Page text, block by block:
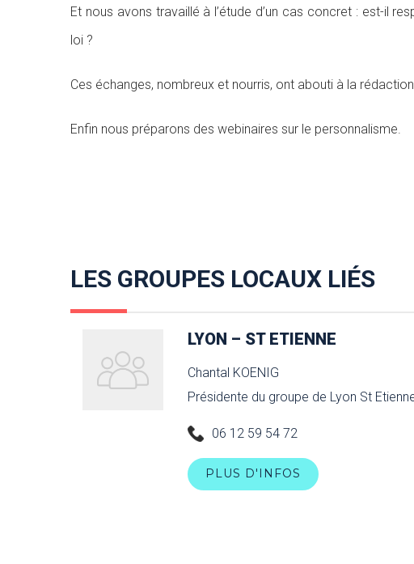
Et nous avons travaillé à l’étude d’un cas concret : est-il
loi ?
Ces échanges, nombreux et nourris, ont abouti à la
Enfin nous préparons des webinaires sur le personnalisme.
LES GROUPES LOCAUX LIÉS
LYON – ST ETIENNE
Chantal KOENIG
Présidente du groupe de Lyon St
06 12 59 54 72
PLUS D'INFOS